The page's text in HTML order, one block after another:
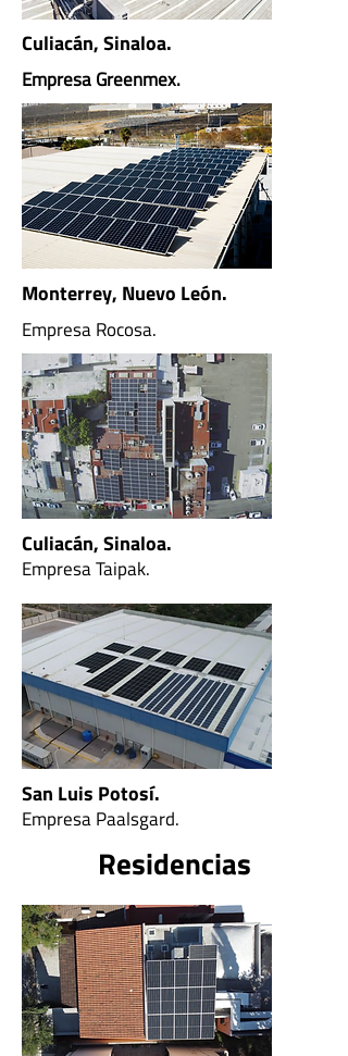
Culiacán, Sinaloa.
Empresa Greenmex.
Monterrey, Nuevo León.
Empresa Rocosa.
Culiacán, Sinaloa.
Empresa Taipak.
San Luis Potosí.
Empresa Paalsgard.
Residencias